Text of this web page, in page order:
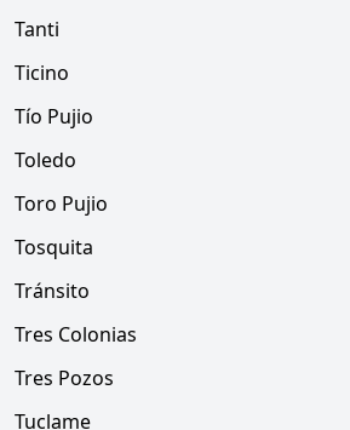
Tanti
Ticino
Tío Pujio
Toledo
Toro Pujio
Tosquita
Tránsito
Tres Colonias
Tres Pozos
Tuclame